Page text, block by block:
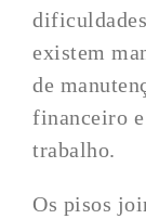
existem
de
financeiro e
trabalho.
Os pisos